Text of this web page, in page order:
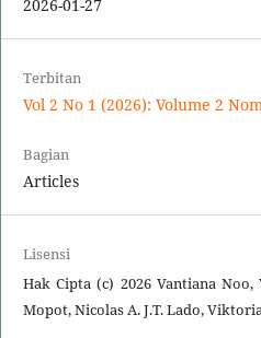
2026-01-27
Terbitan
Vol 2 No 1 (2026): Volume 2
Bagian
Articles
Lisensi
Hak Cipta (c) 2026 Vantiana Noo,
Mopot, Nicolas A. J.T. Lado,